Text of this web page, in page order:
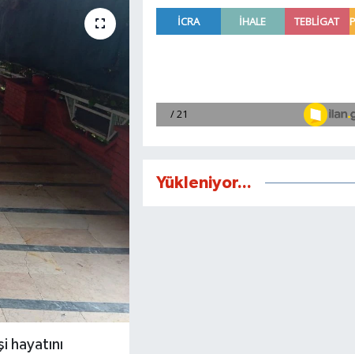
hayatını
Yükleniyor...